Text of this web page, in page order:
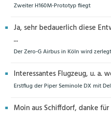
Zweiter H160M-Prototyp fliegt
Ja, sehr bedauerlich diese
...
Der Zero-G Airbus in Köln wird
Interessantes Flugzeug, u. a.
Erstflug der Piper Seminole DX mit
Moin aus Schiffdorf, danke